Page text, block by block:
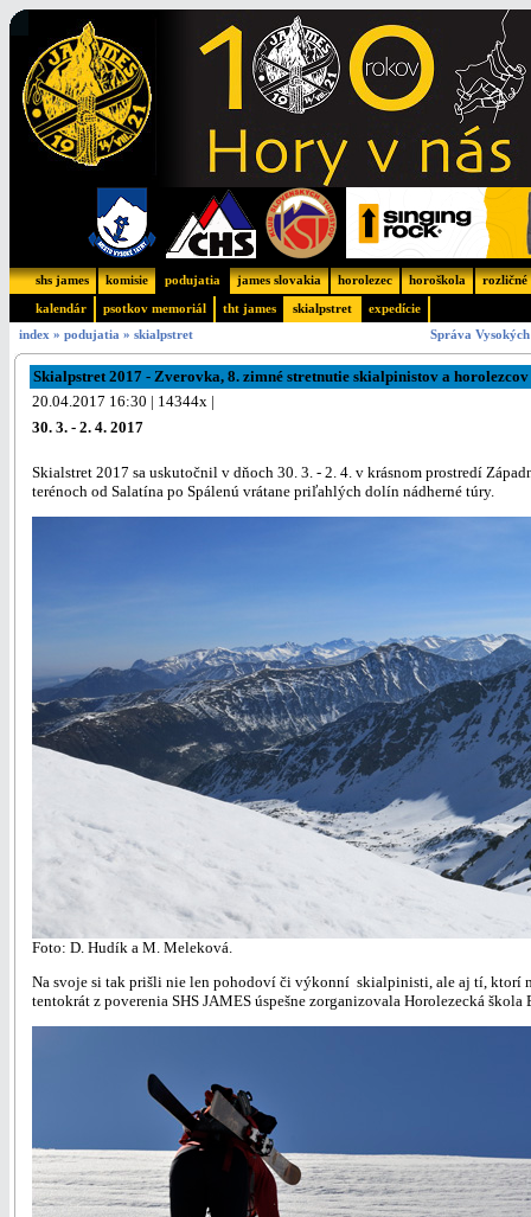
shs james komisie podujatia james slovakia horolezec horoškola rozličné
kalendár psotkov memoriál tht james skialpstret
expedície
index » podujatia » skialpstret Správa
Skialpstret 2017 - Zverovka, 8. zimné stretnutie skialpinistov a horolezcov
20.04.2017 16:30 | 14344x |
30. 3. - 2. 4. 2017
Skialstret 2017 sa uskutočnil v dňoch 30. 3. - 2. 4. v krásnom prostredí
terénoch od Salatína po Spálenú vrátane priľahlých dolín nádherné túry.
Foto: D. Hudík a M. Meleková.
Na svoje si tak prišli nie len pohodoví či výkonní skialpinisti, ale aj tí, ktorí
tentokrát z poverenia SHS JAMES úspešne zorganizovala Horolezecká škola